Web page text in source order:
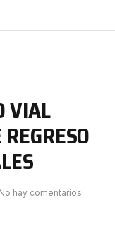
VIAL
No hay comentarios